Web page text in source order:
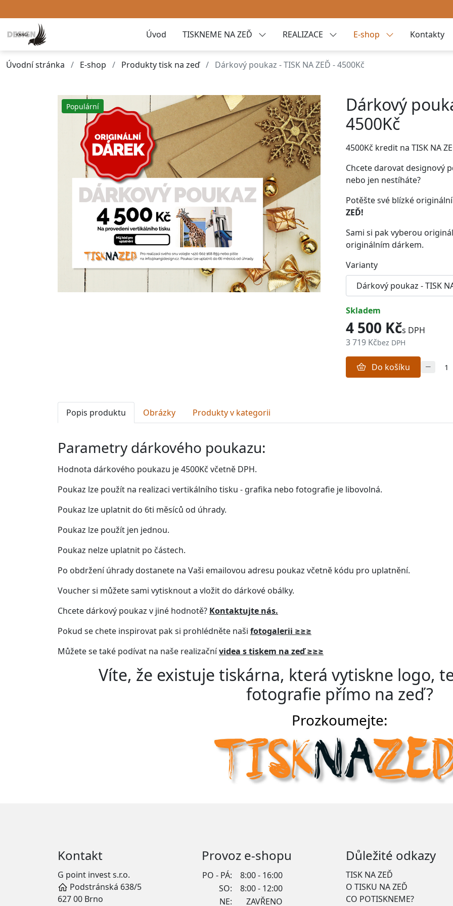
Úvod TISKNEME NA ZEĎ REALIZACE E-shop Kontakty
Úvodní stránka E-shop Produkty tisk na zeď Dárkový poukaz - TISK NA ZEĎ - 4500Kč
Populární
Dárkový
4500Kč
4500Kč kredit na TISK NA
Chcete darovatdesignový
nebo jen nestíháte?
Potěšte své blízké
ZEĎ!
Sami si pak vyberou
originálním dárkem.
Varianty
skladem
4 500 Kčs DPH
3 719 Kčbez DPH
Do košíku
Popis produktu Obrázky Produkty v kategorii
Parametry dárkového poukazu:
Hodnota dárkového poukazu je 4500Kč včetně DPH.
Poukaz lze použít na realizaci vertikálního tisku - grafika nebo fotografie je libovolná.
Poukaz lze uplatnit do 6ti měsíců od úhrady.
Poukaz lze použít jen jednou.
Poukaz nelze uplatnit po částech.
Po obdržení úhrady dostanete na Vaši emailovou adresu poukaz včetně kódu pro uplatnění.
Voucher si můžete sami vytisknout a vložit do dárkové obálky.
Chcete dárkový poukaz v jiné hodnotě? Kontaktujte nás.
Pokud se chete inspirovat pak si prohlédněte naši fotogalerii ≥≥≥
Můžete se také podívat na naše realizačnívidea s tiskem na zeď ≥≥≥
Víte, že existuje tiskárna, která vytiskne logo,
fotografie přímo na zeď?
Prozkoumejte:
Kontakt
G point invest s.r.o.
Podstránská 638/5
627 00 Brno
Provoz e-shopu
PO - PÁ:
8:00 - 16:00
SO:
8:00 - 12:00
NE:
ZAVŘENO
Důležité odkazy
TISK NA ZEĎ
O TISKU NA ZEĎ
CO POTISKNEME?